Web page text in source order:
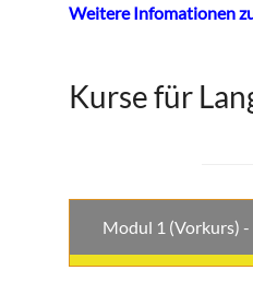
Weitere Infomationen
Kurse für
Modul 1 (Vorkurs)